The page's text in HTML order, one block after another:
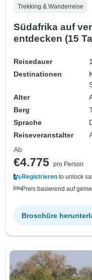
Trekking & Wanderreise
Südafrika auf
entdecken (15
Reisedauer
Destinationen
Alter
Berg
Sprache
Reiseveranstalter
Ab
€4.775 pro Person
Registrieren to unlock
Preis basierend auf
Broschüre